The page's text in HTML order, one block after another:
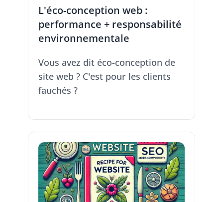
L'éco-conception web :
performance + responsabilité
environnementale
Vous avez dit éco-conception de
site web ? C'est pour les clients
fauchés ?